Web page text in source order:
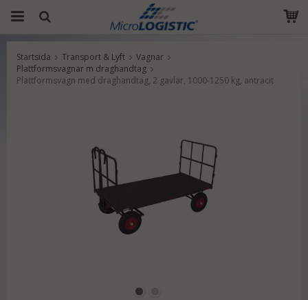
Produkten har blivit tillagd i varukorgen
Startsida Transport & Lyft
Vagnar
Plattformsvagnar m draghandtag
Plattformsvagn med draghandtag, 2 gavlar, 1000-1250 kg, antracit